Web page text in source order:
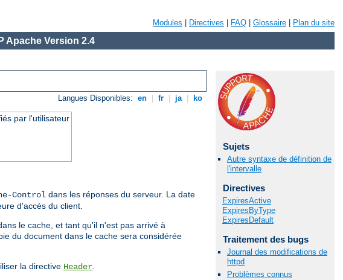
Modules Directives FAQ Glossaire Plan du site
Apache Version 2.4
Langues Disponibles: en fr ja ko
par l'utilisateur
Control dans les réponses du serveur. La date
d'accès du client.
le cache, et tant qu'il n'est pas arrivé à
du document dans le cache sera considérée
la directive Header.
Sujets
Autre syntaxe de définition de
l'intervalle
Directives
ExpiresActive
ExpiresByType
ExpiresDefault
Traitement des bugs
Journal des modifications de
httpd
Problèmes connus